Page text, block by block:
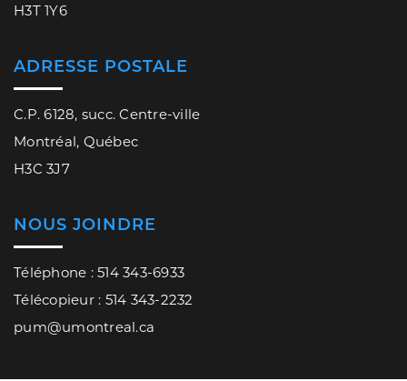
H3T 1Y6
ADRESSE POSTALE
C.P. 6128, succ. Centre-ville
Montréal, Québec
H3C 3J7
NOUS JOINDRE
Téléphone : 514 343-6933
Télécopieur : 514 343-2232
pum@umontreal.ca